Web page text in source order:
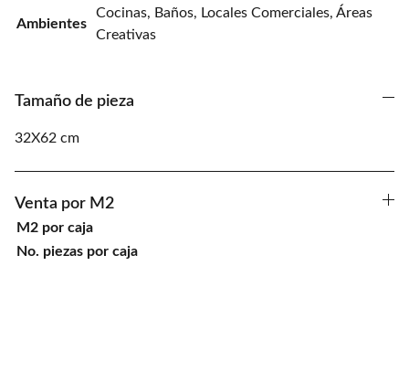
Ambientes
Cocinas, Baños, Locales Comerciales, Áreas
Creativas
Tamaño de pieza
32X62 cm
Venta por M2
M2 por caja
No. piezas por caja